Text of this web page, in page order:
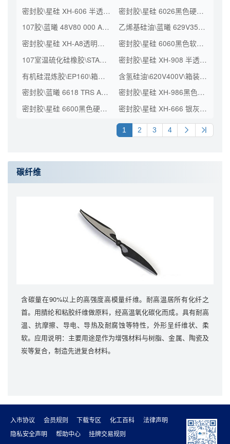
密封胶\星硅 XH-606 半透明 A2\支装(KG)\0.300
密封胶\星硅 6026黑色硬包 A0\支装(KG)\0.435
107胶\蓝曦 48V80 000 A2 FG\散装
乙烯基硅油\蓝曦 629V3500 A2\桶装(KG)\200
密封胶\星硅 XH-A8透明硬包 A2\支装(KG)\0.300
密封胶\星硅 6060黑色软包L500 A0\支装(KG)\0.710
107室温硫化硅橡胶\STARSIL H48 V20000C FG\散装
密封胶\星硅 XH-908 半透明硬包 A2\支装()\0.300
有机硅混炼胶\EP160\箱装(KG)\25
含氢硅油\620V400V\箱装(KG)\950\工业级
密封胶\蓝曦 6618 TRS A2\桶装(KG)\200
密封胶\星硅 XH-986黑色软包 A2\支装(KG)\0.800
密封胶\星硅 6600黑色硬包 A0\支装(KG)\0.450
密封胶\星硅 XH-666 银灰硬包\支装(KG)\0.300
1 2 3 4
碳纤维
含碳量在90%以上的高强度高模量纤维。耐高温居所有化纤之
首。用腈纶和粘胶纤维做原料，经高温氧化碳化而成。具有耐高
温、抗摩擦、导电、导热及耐腐蚀等特性，外形呈纤维状、柔
软。应用说明：主要用途是作为增强材料与树脂、金属、陶瓷及
炭等复合，制造先进复合材料。
入市协议 会员规则 下载专区 化工百科
法律声明
隐私安全声明
帮助中心
挂牌交易规则